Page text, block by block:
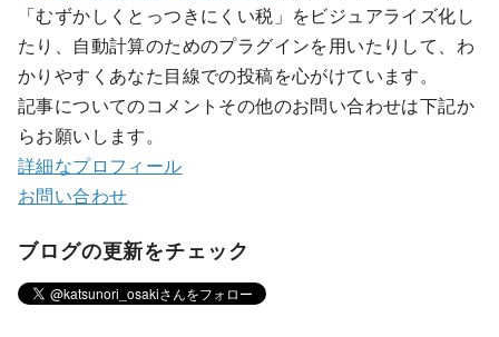
「むずかしくとっつきにくい税」をビジュアライズ化し
たり、自動計算のためのプラグインを用いたりして、わ
かりやすくあなた目線での投稿を心がけています。
記事についてのコメントその他のお問い合わせは下記か
らお願いします。
詳細なプロフィール
お問い合わせ
ブログの更新をチェック